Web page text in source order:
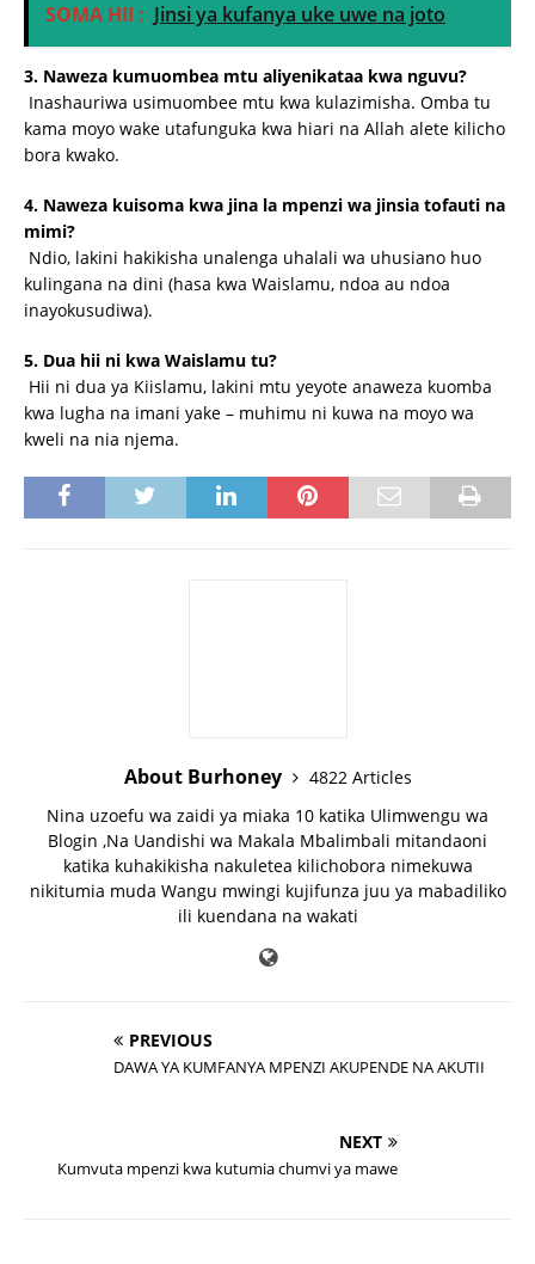
SOMA HII : Jinsi ya kufanya uke uwe na joto
3. Naweza kumuombea mtu aliyenikataa kwa nguvu?
Inashauriwa usimuombee mtu kwa kulazimisha. Omba tu
kama moyo wake utafunguka kwa hiari na Allah alete kilicho
bora kwako.
4. Naweza kuisoma kwa jina la mpenzi wa jinsia tofauti na
mimi?
Ndio, lakini hakikisha unalenga uhalali wa uhusiano huo
kulingana na dini (hasa kwa Waislamu, ndoa au ndoa
inayokusudiwa).
5. Dua hii ni kwa Waislamu tu?
Hii ni dua ya Kiislamu, lakini mtu yeyote anaweza kuomba
kwa lugha na imani yake – muhimu ni kuwa na moyo wa
kweli na nia njema.
About Burhoney
4822 Articles
Nina uzoefu wa zaidi ya miaka 10 katika Ulimwengu wa
Blogin ,Na Uandishi wa Makala Mbalimbali mitandaoni
katika kuhakikisha nakuletea kilichobora nimekuwa
nikitumia muda Wangu mwingi kujifunza juu ya mabadiliko
ili kuendana na wakati
PREVIOUS
DAWA YA KUMFANYA MPENZI AKUPENDE NA AKUTII
NEXT
Kumvuta mpenzi kwa kutumia chumvi ya mawe